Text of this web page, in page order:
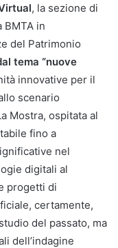
, la sezione di
BMTA in
del Patrimonio
tema “nuove
innovative per il
scenario
Mostra, ospitata al
fino a
nel
digitali al
progetti di
certamente,
del passato, ma
dell’indagine